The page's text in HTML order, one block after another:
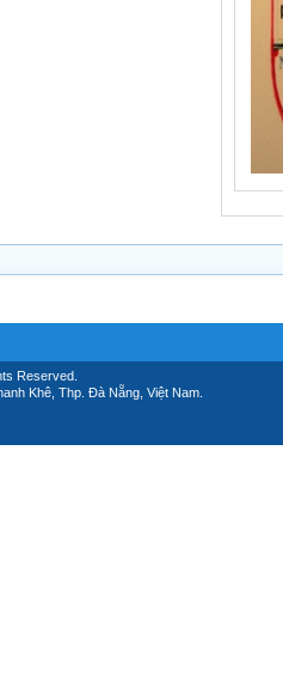
Reserved.
Khê, Thp. Đà Nẵng, Việt Nam.